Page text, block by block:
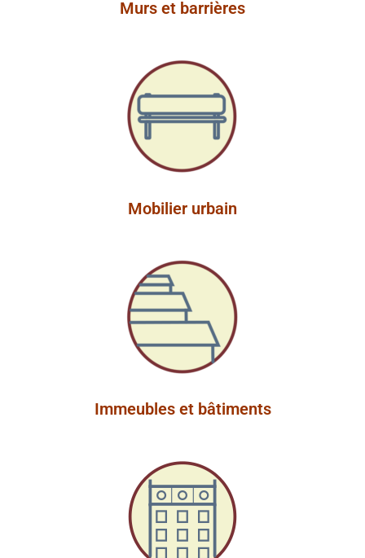
Murs et barrières
Mobilier urbain
Immeubles et bâtiments